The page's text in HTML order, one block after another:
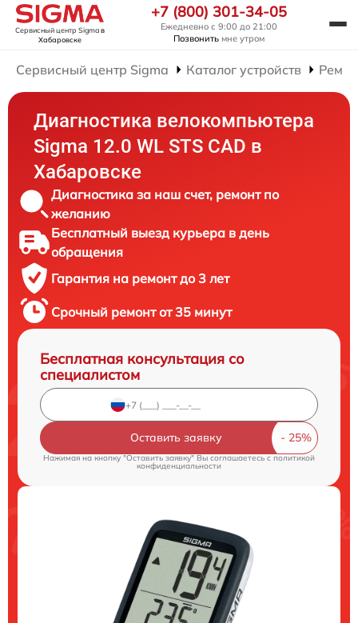
Сервисный центр Sigmaв
Хабаровске
+7 (800) 301-34-05
Ежедневно с 9:00 до 21:00
Позвонить мне утром
Сервисный центр Sigma Каталог устройств
Диагностика велокомпьютера
Sigma 12.0 WL STS CAD в
Хабаровске
Диагностика за наш счет, ремонт по
желанию
Бесплатный выезд курьера в день
обращения
Гарантия на ремонт до 3 лет
Срочный ремонт от 35 минут
Бесплатная консультация со
специалистом
Оставить заявку
Нажимая на кнопку "Оставить заявку" Вы соглашаетесь c политикой
конфиденциальности